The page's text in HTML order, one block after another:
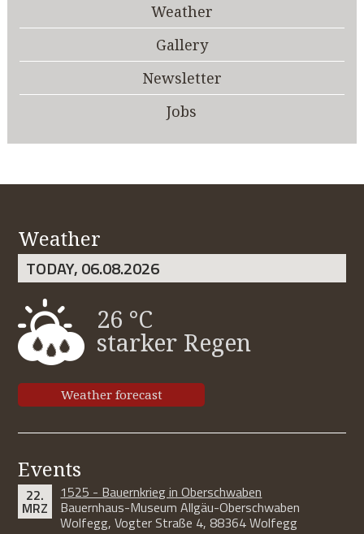
Weather
Gallery
Newsletter
Jobs
Weather
TODAY, 06.08.2026
26 °C
starker Regen
Weather forecast
Events
22.
MRZ
1525 - Bauernkrieg in Oberschwaben
Bauernhaus-Museum Allgäu-Oberschwaben
Wolfegg, Vogter Straße 4, 88364 Wolfegg